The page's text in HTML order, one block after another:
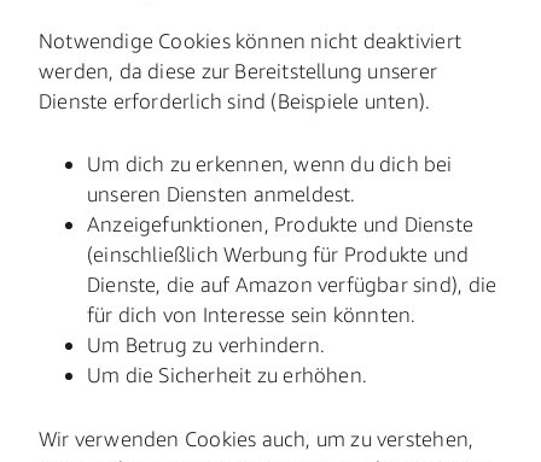
Notwendige Cookies können nicht deaktiviert
werden, da diese zur Bereitstellung unserer
Dienste erforderlich sind (Beispiele unten).
Um dich zu erkennen, wenn du dich bei
unseren Diensten anmeldest.
Anzeigefunktionen, Produkte und Dienste
(einschließlich Werbung für Produkte und
Dienste, die auf Amazon verfügbar sind), die
für dich von Interesse sein könnten.
Um Betrug zu verhindern.
Um die Sicherheit zu erhöhen.
Wir verwenden Cookies auch, um zu verstehen,